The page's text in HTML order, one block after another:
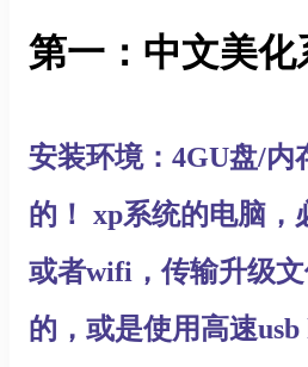
第一：中文美化
安装环境：4GU盘/内
的！ xp系统的电脑，
或者wifi，传输升级
的，或是使用高速